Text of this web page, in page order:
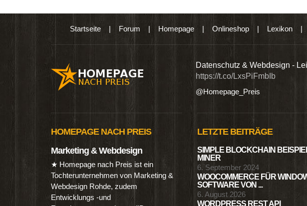
Startseite| Forum | Homepage| Onlineshop| Lexikon|
Produkten wie Ebooks & DVDs.… Datenschutz & Webdesign -
https://t.co/LxsPiFmbIb
@Homepage_Preis
HOMEPAGE NACH PREIS
Marketing & Webdesign
★ Homepage nach Preis ist ein
Tochterunternehmen von Marketing &
Webdesign Rohde, zudem
Entwicklungs -und
LETZTE BEITRÄGE
SIMPLE BLOCKCHAIN
MINER
6. September 2024
WOOCOMMERCE FÜR
SOFTWARE VON ...
6. August 2026
WORDPRESS REST API